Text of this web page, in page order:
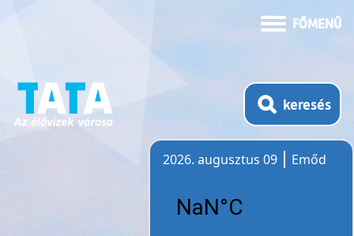
FŐMENÜ
keresés
2026. augusztus 09
Emőd